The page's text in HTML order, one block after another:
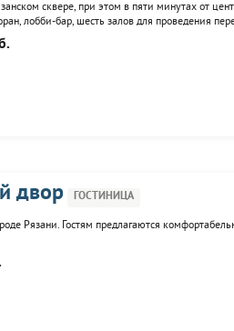
сквере, при этом в пяти минутах от
лобби-бар, шесть залов для проведения
сувениров, вызов такси, автомат чистки
двор ГОСТИНИЦА
Рязани. Гостям предлагаются